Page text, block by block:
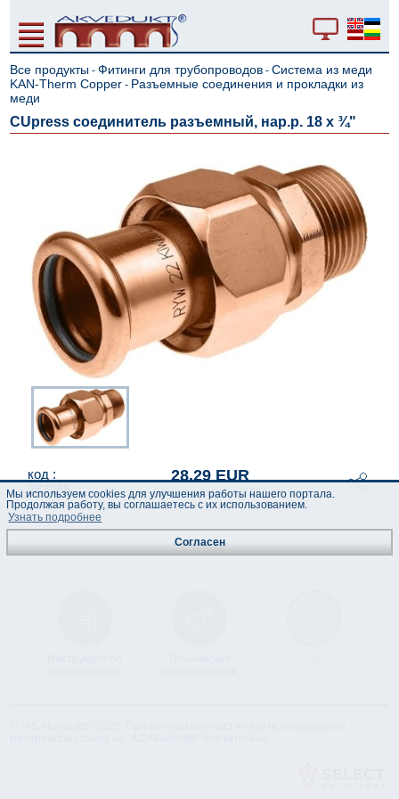
Все продукты -Фитинги для трубопроводов -Система из меди
KAN-Therm Copper - Разъемные соединения и прокладки из
меди
CUpress соединитель разъемный, нар.р. 18 x ¾"
код :
283288
28.29 EUR
(Цены указаны с НДС)
Мы используем cookies для улучшения работы нашего портала.
Продолжая работу, вы соглашаетесь с их использованием.
Узнать подробнее
Согласен